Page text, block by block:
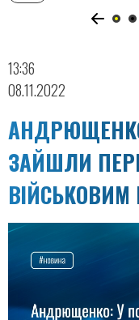
13:36
08.11.2022
ЗАЙШЛИ